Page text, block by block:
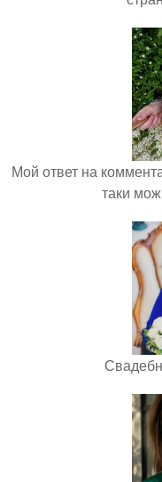
Мой ответ на
таки